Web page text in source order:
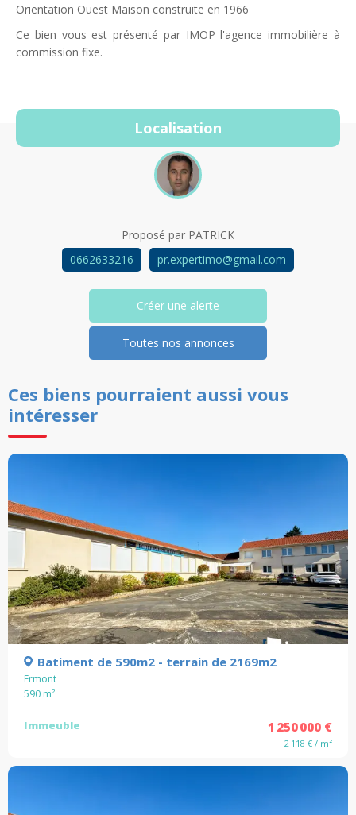
Orientation Ouest Maison construite en 1966
Ce bien vous est présenté par IMOP l'agence immobilière à
commission fixe.
Localisation
Proposé par PATRICK
0662633216
pr.expertimo@gmail.com
Créer une alerte
Toutes nos annonces
Ces biens pourraient aussi vous
intéresser
Batiment de 590m2 - terrain de 2169m2
Ermont
590 m²
Immeuble 1 250 000 €
2 118 € / m²